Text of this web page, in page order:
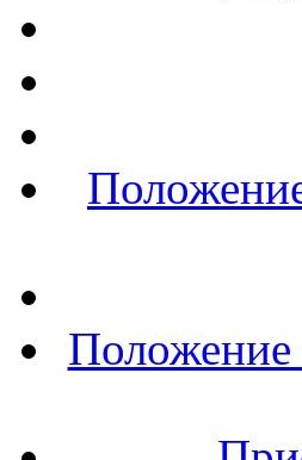
Положение